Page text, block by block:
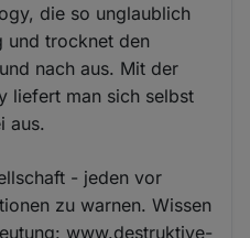
die so unglaublich
und trocknet den
nach aus. Mit der
liefert man sich selbst
aus.
- jeden vor
zu warnen. Wissen
www.destruktive-